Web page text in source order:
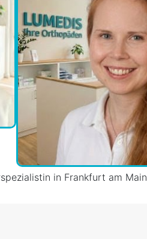
in Frankfurt am Main